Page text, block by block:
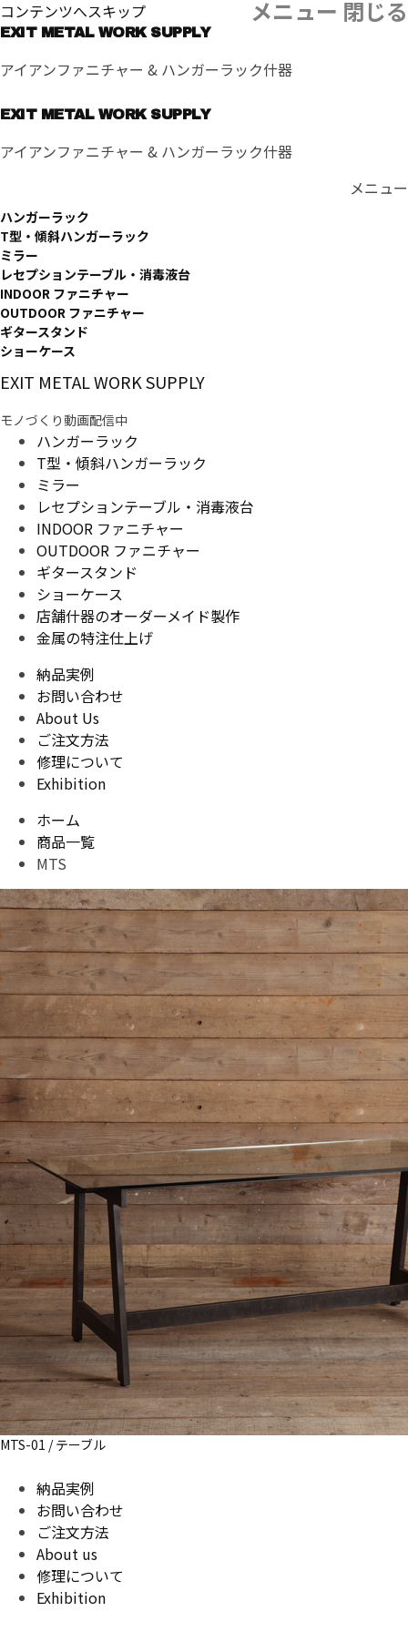
コンテンツへスキップ メニュー 閉じる
EXIT METAL WORK SUPPLY
アイアンファニチャー & ハンガーラック什器
EXIT METAL WORK SUPPLY
アイアンファニチャー & ハンガーラック什器
メニュー
ハンガーラック
T型・傾斜ハンガーラック
ミラー
レセプションテーブル・消毒液台
INDOOR ファニチャー
OUTDOOR ファニチャー
ギタースタンド
ショーケース
EXIT METAL WORK SUPPLY
モノづくり動画配信中
ハンガーラック
T型・傾斜ハンガーラック
ミラー
レセプションテーブル・消毒液台
INDOOR ファニチャー
OUTDOOR ファニチャー
ギタースタンド
ショーケース
店舗什器のオーダーメイド製作
金属の特注仕上げ
納品実例
お問い合わせ
About Us
ご注文方法
修理について
Exhibition
ホーム
商品一覧
MTS
MTS-01 / テーブル
納品実例
お問い合わせ
ご注文方法
About us
修理について
Exhibition